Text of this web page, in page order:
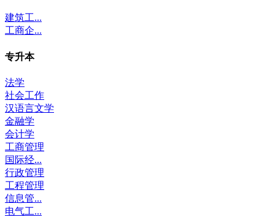
建筑工...
工商企...
专升本
法学
社会工作
汉语言文学
金融学
会计学
工商管理
国际经...
行政管理
工程管理
信息管...
电气工...